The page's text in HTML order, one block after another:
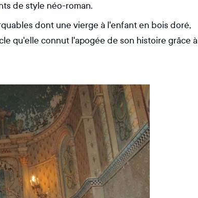
de style néo-roman.
dont une vierge à l'enfant en bois doré,
qu'elle connut l'apogée de son histoire grâce à